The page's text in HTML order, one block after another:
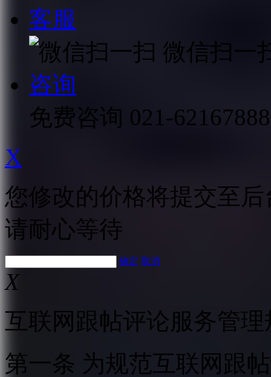
客服
微信扫一
咨询
免费咨询 021-62167888
X
您修改的价格将提交至
请耐心等待
确定 取消
X
互联网跟帖评论服务管理
第一条 为规范互联网跟